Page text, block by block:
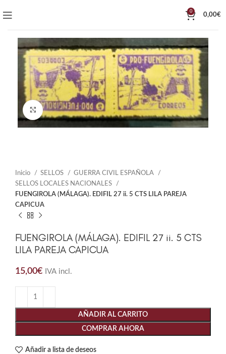
0
0,00€
Click to enlarge
Inicio SELLOS
GUERRA CIVIL ESPAÑOLA
SELLOS LOCALES NACIONALES
FUENGIROLA (MÁLAGA). EDIFIL 27 ii. 5 CTS LILA PAREJA
CAPICUA
FUENGIROLA (MÁLAGA). EDIFIL 27 ii. 5 CTS
LILA PAREJA CAPICUA
15,00€ IVA incl.
AÑADIR AL CARRITO
COMPRAR AHORA
Añadir a lista de deseos